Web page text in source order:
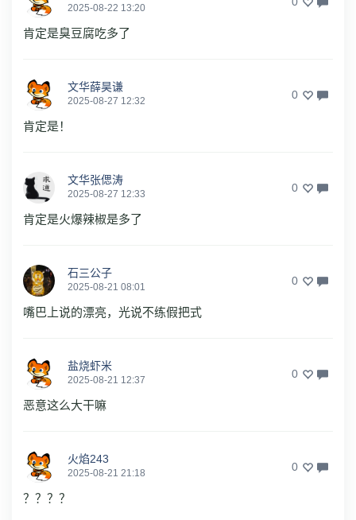
2025-08-22 13:20
肯定是臭豆腐吃多了
文华薛昊谦
2025-08-27 12:32 0
肯定是！
文华张偲涛
2025-08-27 12:33 0
肯定是火爆辣椒是多了
石三公子
2025-08-21 08:01 0
嘴巴上说的漂亮，光说不练假把式
盐烧虾米
2025-08-21 12:37 0
恶意这么大干嘛
火焰243
2025-08-21 21:18 0
？？？？